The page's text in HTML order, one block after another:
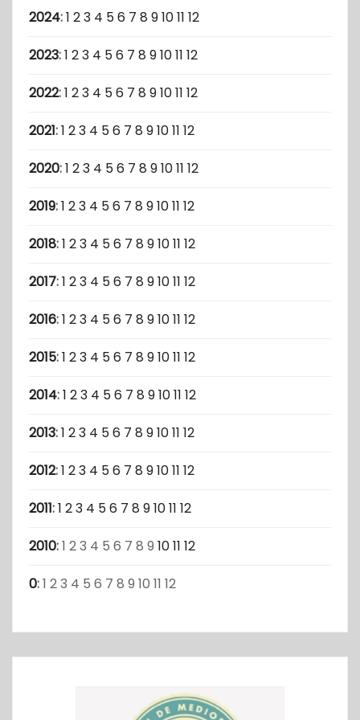
2024:1 23 4 56 7 8 91011 12
2023:1 23 4 56 7 8 91011 12
2022:1 23 4 56 7 8 91011 12
2021:1 23 4 56 7 8 91011 12
2020:1 23 4 56 7 8 91011 12
2019:1 23 4 56 7 8 91011 12
2018:1 23 4 56 7 8 91011 12
2017:1 23 4 56 7 8 91011 12
2016:1 23 4 56 7 8 91011 12
2015:1 23 4 56 7 8 91011 12
2014:1 23 4 56 7 8 91011 12
2013:1 23 4 56 7 8 91011 12
2012:1 23 4 56 7 8 91011 12
2011:1 23 4 56 7 8 91011 12
2010:1 23 4 5 6 7 8 9 1011 12
0:1 23 4 5 6 7 8 9 10 11 12